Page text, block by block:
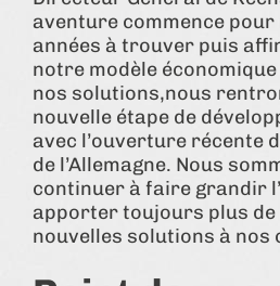
aventure commence pour
années à trouver puis
notre modèle
nos solutions,nous
nouvelle étape de
avec l’ouverture récente
de l’Allemagne. Nous
continuer à faire grandir
apporter toujours plus de
nouvelles solutions à nos